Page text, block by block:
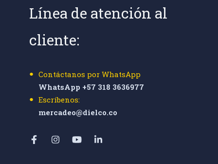
Línea de atención al
cliente:
Contáctanos por WhatsApp
WhatsApp +57 318 3636977
Escríbenos:
mercadeo@dielco.co